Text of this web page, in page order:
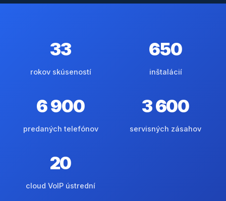
33
rokov skúseností
650
inštalácií
6 900
predaných telefónov
3 600
servisných zásahov
20
cloud VoIP ústrední